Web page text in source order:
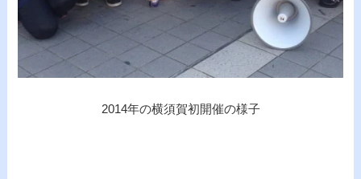
2014年の横須賀初開催の様子